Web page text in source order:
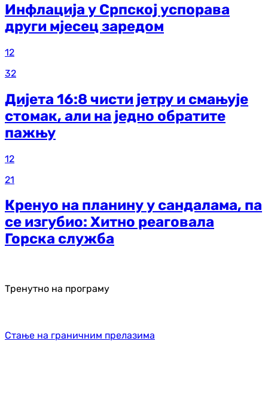
Инфлација у Српској успорава
други мјесец заредом
12
32
Дијета 16:8 чисти јетру и смањује
стомак, али на једно обратите
пажњу
12
21
Кренуо на планину у сандалама, па
се изгубио: Хитно реаговала
Горска служба
Тренутно на програму
Стање на граничним прелазима